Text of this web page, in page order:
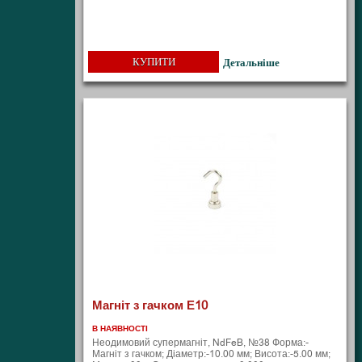
КУПИТИ Детальніше
Магніт з гачком Е10
В НАЯВНОСТІ
Неодимовий супермагніт, NdFeB, №38 Форма:-
Магніт з гачком; Діаметр:-10.00 мм; Висота:-5.00 мм;